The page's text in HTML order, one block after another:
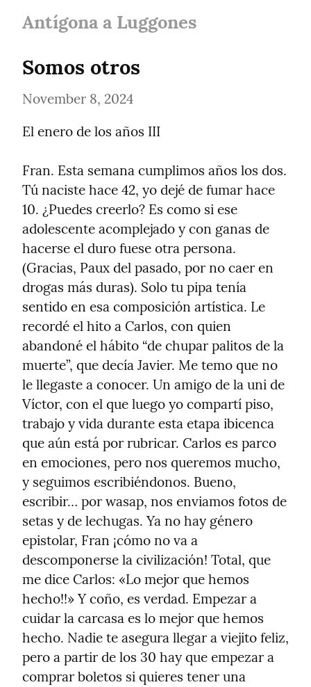
Antígona a Luggones
Somos otros
November 8, 2024
El enero de los años III
Fran. Esta semana cumplimos años los dos.
Tú naciste hace 42, yo dejé de fumar hace
10. ¿Puedes creerlo? Es como si ese
adolescente acomplejado y con ganas de
hacerse el duro fuese otra persona.
(Gracias, Paux del pasado, por no caer en
drogas más duras). Solo tu pipa tenía
sentido en esa composición artística. Le
recordé el hito a Carlos, con quien
abandoné el hábito “de chupar palitos de la
muerte”, que decía Javier. Me temo que no
le llegaste a conocer. Un amigo de la uni de
Víctor, con el que luego yo compartí piso,
trabajo y vida durante esta etapa ibicenca
que aún está por rubricar. Carlos es parco
en emociones, pero nos queremos mucho,
y seguimos escribiéndonos. Bueno,
escribir… por wasap, nos enviamos fotos de
setas y de lechugas. Ya no hay género
epistolar, Fran ¡cómo no va a
descomponerse la civilización! Total, que
me dice Carlos: «Lo mejor que hemos
hecho!!» Y coño, es verdad. Empezar a
cuidar la carcasa es lo mejor que hemos
hecho. Nadie te asegura llegar a viejito feliz,
pero a partir de los 30 hay que empezar a
comprar boletos si quieres tener una